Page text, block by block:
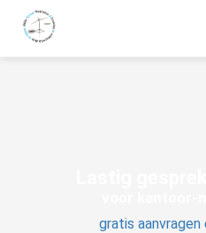
gratis aanvragen